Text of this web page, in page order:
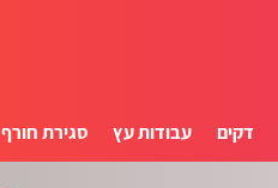
דקים עבודות עץ סגירת חורף